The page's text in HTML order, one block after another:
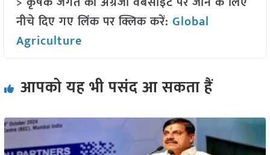
नीचे दिए गए लिंक पर क्लिक करें: Global
Agriculture
आपको यह भी पसंद आ सकता हैं